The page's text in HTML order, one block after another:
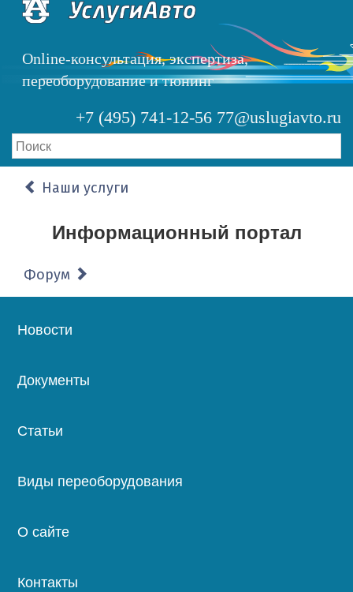
Перейти
содержанию
Online-консультация, экспертиза,
переоборудование и тюнинг
+7 (495) 741-12-56 77@uslugiavto.ru
Наши услуги
Информационный портал
Форум
Основная
Новости
Документы
Статьи
Виды переоборудования
О сайте
Контакты